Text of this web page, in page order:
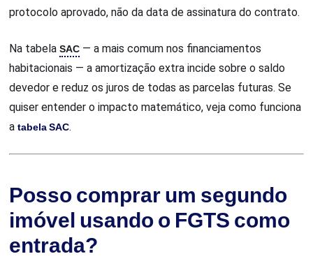
protocolo aprovado, não da data de assinatura do contrato.
Na tabelaSAC — a mais comum nos financiamentos
habitacionais — a amortização extra incide sobre o saldo
devedor e reduz os juros de todas as parcelas futuras. Se
quiser entender o impacto matemático, veja como funciona
atabela SAC.
Posso comprar um segundo
imóvel usando o FGTS como
entrada?